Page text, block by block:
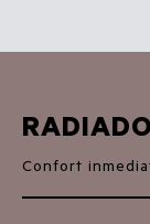
Confort